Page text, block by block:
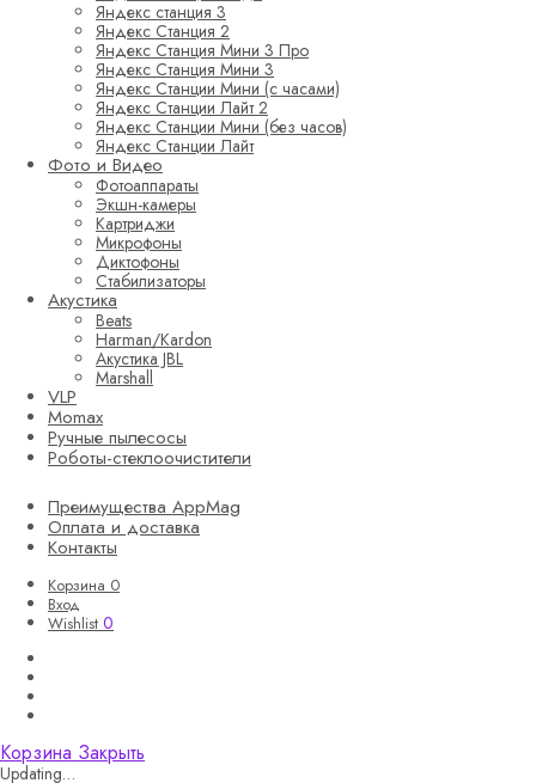
Яндекс станция 3
Яндекс Станция 2
Яндекс Станция Мини 3 Про
Яндекс Станция Мини 3
Яндекс Станции Мини (с часами)
Яндекс Станции Лайт 2
Яндекс Станции Мини (без часов)
Яндекс Станции Лайт
Фото и Видео
Фотоаппараты
Экшн-камеры
Картриджи
Микрофоны
Диктофоны
Стабилизаторы
Акустика
Beats
Harman/Kardon
Акустика JBL
Marshall
VLP
Momax
Ручные пылесосы
Роботы-стеклоочистители
Преимущества AppMag
Оплата и доставка
Контакты
Корзина 0
Вход
Wishlist 0
Корзина Закрыть
Updating…